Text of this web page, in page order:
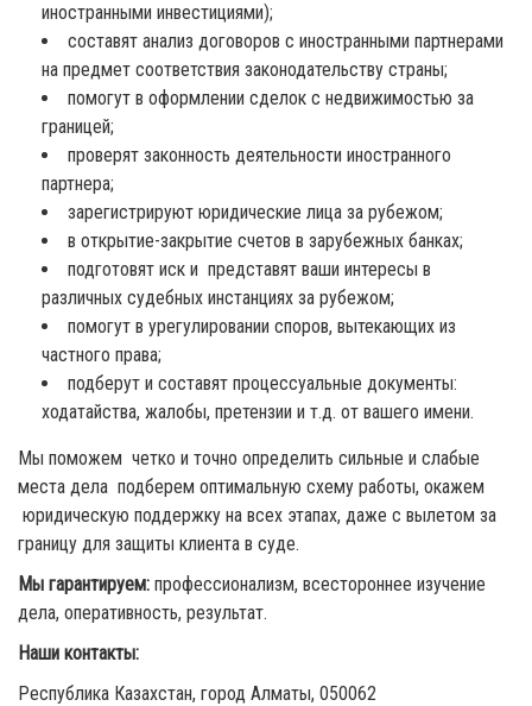
иностранными инвестициями);
составят анализ договоров с иностранными партнерами
на предмет соответствия законодательству страны;
помогут в оформлении сделок с недвижимостью за
границей;
проверят законность деятельности иностранного
партнера;
зарегистрируют юридические лица за рубежом;
в открытие-закрытие счетов в зарубежных банках;
подготовят иск и представят ваши интересы в
различных судебных инстанциях за рубежом;
помогут в урегулировании споров, вытекающих из
частного права;
подберут и составят процессуальные документы:
ходатайства, жалобы, претензии и т.д. от вашего имени.
Мы поможем четко и точно определить сильные и слабые
места дела подберем оптимальную схему работы, окажем
юридическую поддержку на всех этапах, даже с вылетом за
границу для защиты клиента в суде.
Мы гарантируем: профессионализм, всестороннее изучение
дела, оперативность, результат.
Наши контакты:
Республика Казахстан, город Алматы, 050062